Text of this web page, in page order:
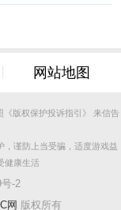
网站地图
版权保护投诉指引》 来信告
，谨防上当受骗，适度游戏益
健康生活
-2
网 版权所有